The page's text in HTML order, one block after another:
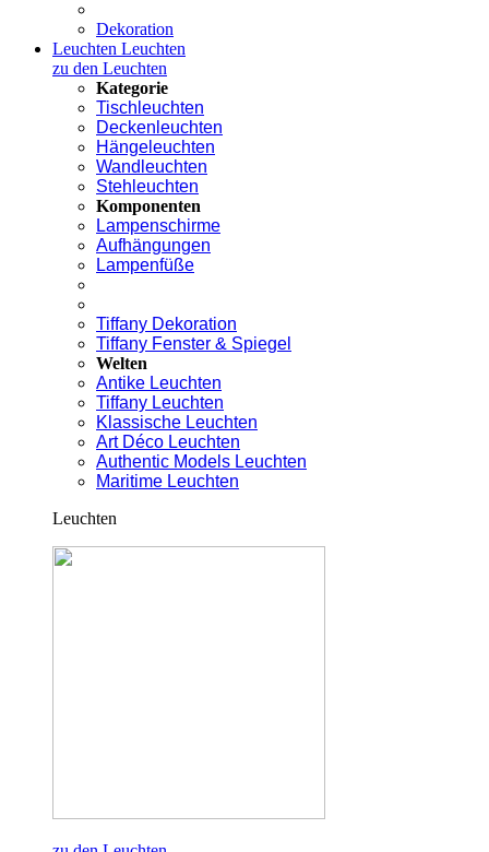
Dekoration
Leuchten Leuchten
zu den Leuchten
Kategorie
Tischleuchten
Deckenleuchten
Hängeleuchten
Wandleuchten
Stehleuchten
Komponenten
Lampenschirme
Aufhängungen
Lampenfüße
Tiffany Dekoration
Tiffany Fenster & Spiegel
Welten
Antike Leuchten
Tiffany Leuchten
Klassische Leuchten
Art Déco Leuchten
Authentic Models Leuchten
Maritime Leuchten
Leuchten